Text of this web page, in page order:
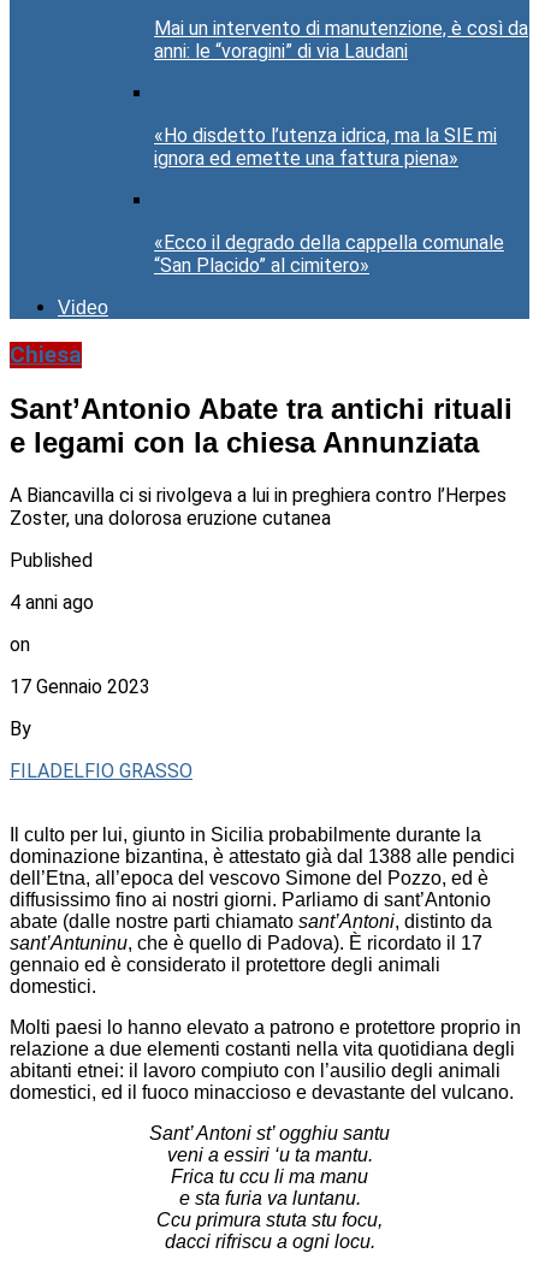
Mai un intervento di manutenzione, è così da
anni: le “voragini” di via Laudani
«Ho disdetto l’utenza idrica, ma la SIE mi
ignora ed emette una fattura piena»
«Ecco il degrado della cappella comunale
“San Placido” al cimitero»
Video
Chiesa
Sant’Antonio Abate tra antichi rituali
e legami con la chiesa Annunziata
A Biancavilla ci si rivolgeva a lui in preghiera contro l’Herpes
Zoster, una dolorosa eruzione cutanea
Published
4 anni ago
on
17 Gennaio 2023
By
FILADELFIO GRASSO
Il culto per lui, giunto in Sicilia probabilmente durante la
dominazione bizantina, è attestato già dal 1388 alle pendici
dell’Etna, all’epoca del vescovo Simone del Pozzo, ed è
diffusissimo fino ai nostri giorni. Parliamo di sant’Antonio
abate (dalle nostre parti chiamato sant’Antoni, distinto da
sant’Antuninu, che è quello di Padova). È ricordato il 17
gennaio ed è considerato il protettore degli animali
domestici.
Molti paesi lo hanno elevato a patrono e protettore proprio in
relazione a due elementi costanti nella vita quotidiana degli
abitanti etnei: il lavoro compiuto con l’ausilio degli animali
domestici, ed il fuoco minaccioso e devastante del vulcano.
Sant’ Antoni st’ ogghiu santu
veni a essiri ‘u ta mantu.
Frica tu ccu li ma manu
e sta furia va luntanu.
Ccu primura stuta stu focu,
dacci rifriscu a ogni locu.